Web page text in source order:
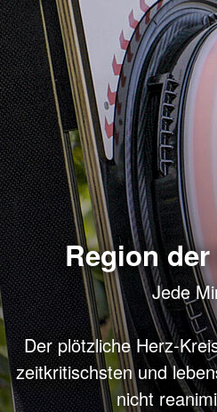
Region
Jede
Der plötzliche Herz-
zeitkritischsten und
nicht